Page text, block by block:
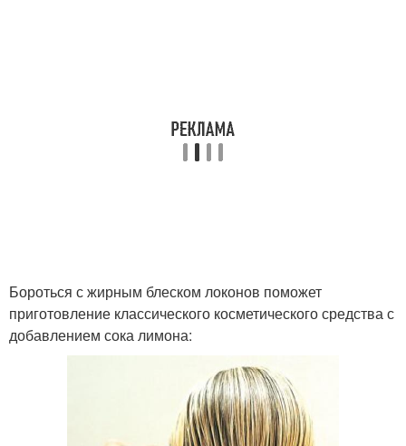
Бороться с жирным блеском локонов поможет
приготовление классического косметического средства с
добавлением сока лимона: